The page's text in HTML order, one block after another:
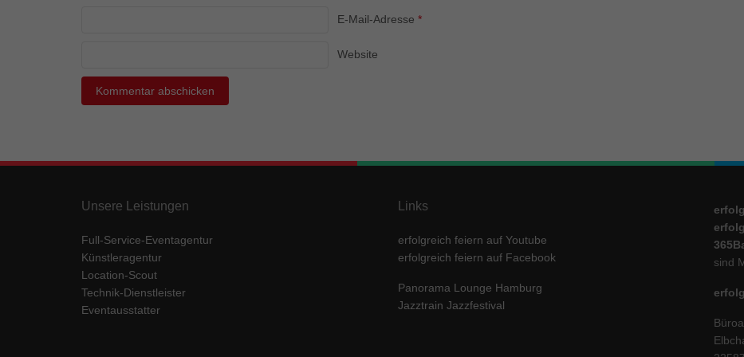
E-Mail-Adresse *
Website
Unsere Leistungen
Full-Service-Eventagentur
Künstleragentur
Location-Scout
Technik-Dienstleister
Eventausstatter
Links
erfolgreich feiern auf Youtube
erfolgreich feiern auf Facebook
Panorama Lounge Hamburg
Jazztrain Jazzfestival
sind
Cookie-Informationen anzeigen
Inhalte von Videoplattformen und Social-Media-Plattformen werden standardmäßig blockiert.
Wenn Cookies von externen Medien akzeptiert werden, bedarf der Zugriff auf diese Inhalte
keiner manuellen Einwilligung mehr.
Impressum